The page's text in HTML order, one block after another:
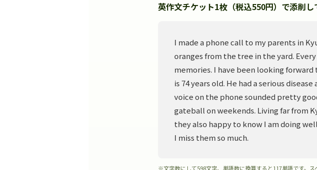
英作文チケット1枚（税込550円）で添削
I made a phone call to my parents in
oranges from the tree in the yard.
memories. I have been looking
is 74 years old. He had a serious
voice on the phone sounded pretty
gateball on weekends. Living far from
they also happy to know I am doing
I miss them so much.
※文字数にして598文字、単語数に換算すると117単語です。ス